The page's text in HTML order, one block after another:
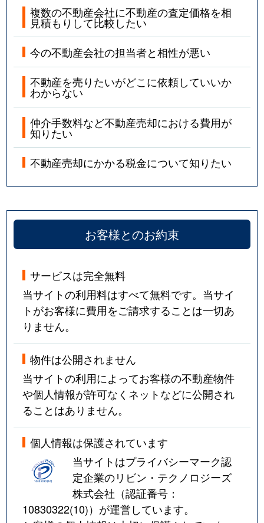
複数の不動産会社に不動産の査定価格を相
見積もりして比較したい
今の不動産会社の担当者と相性が悪い
不動産を売りたいがどこに依頼していいか
わからない
仲介手数料など不動産売却における費用が
知りたい
不動産売却にかかる税金について知りたい
お客様とのお約束
サービスは完全無料
当サイトの利用料はすべて無料です。当サイ
トがお客様に費用をご請求することは一切あ
りません。
物件は公開されません
当サイトの利用によってお客様の不動産物件
や個人情報が許可なくネットなどに公開され
ることはありません。
個人情報は保護されています
当サイトはプライバシーマーク認
定企業のリビン・テクノロジーズ
株式会社（認証番号：
10830322(10)）が運営しています。